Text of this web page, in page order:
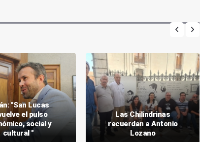
"San Lucas
el pulso
social y
cultural "
Las Chilindrinas
recuerdan a Antonio
Lozano